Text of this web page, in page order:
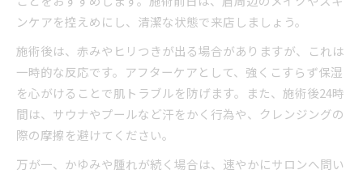
ンケアを控えめにし、清潔な状態で来店しましょう。
施術後は、赤みやヒリつきが出る場合がありますが、これは
一時的な反応です。アフターケアとして、強くこすらず保湿
を心がけることで肌トラブルを防げます。また、施術後24時
間は、サウナやプールなど汗をかく行為や、クレンジングの
際の摩擦を避けてください。
万が一、かゆみや腫れが続く場合は、速やかにサロンへ問い